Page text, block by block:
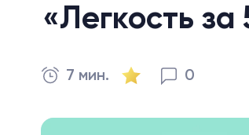
«Легкость за
7 мин. 0